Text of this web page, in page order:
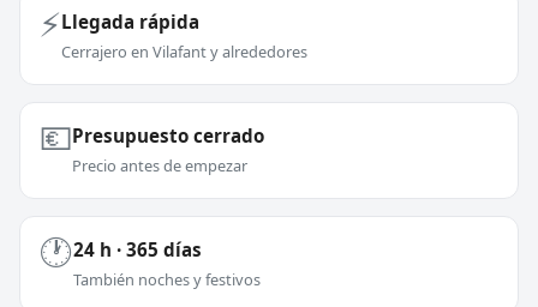
⚡Llegada rápida
Cerrajero en Vilafant y alrededores
💶Presupuesto cerrado
Precio antes de empezar
🕐24 h · 365 días
También noches y festivos